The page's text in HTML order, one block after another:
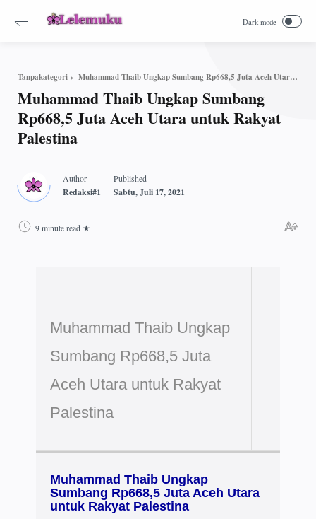
Tanpakategori Muhammad Thaib Ungkap Sumbang Rp668,5 Juta Aceh Utara untuk Rakyat Palestina
Muhammad Thaib Ungkap Sumbang
Rp668,5 Juta Aceh Utara untuk Rakyat
Palestina
9 minute read
Muhammad Thaib Ungkap
Sumbang Rp668,5 Juta
Aceh Utara untuk Rakyat
Palestina
Muhammad Thaib Ungkap
Sumbang Rp668,5 Juta Aceh Utara
untuk Rakyat Palestina